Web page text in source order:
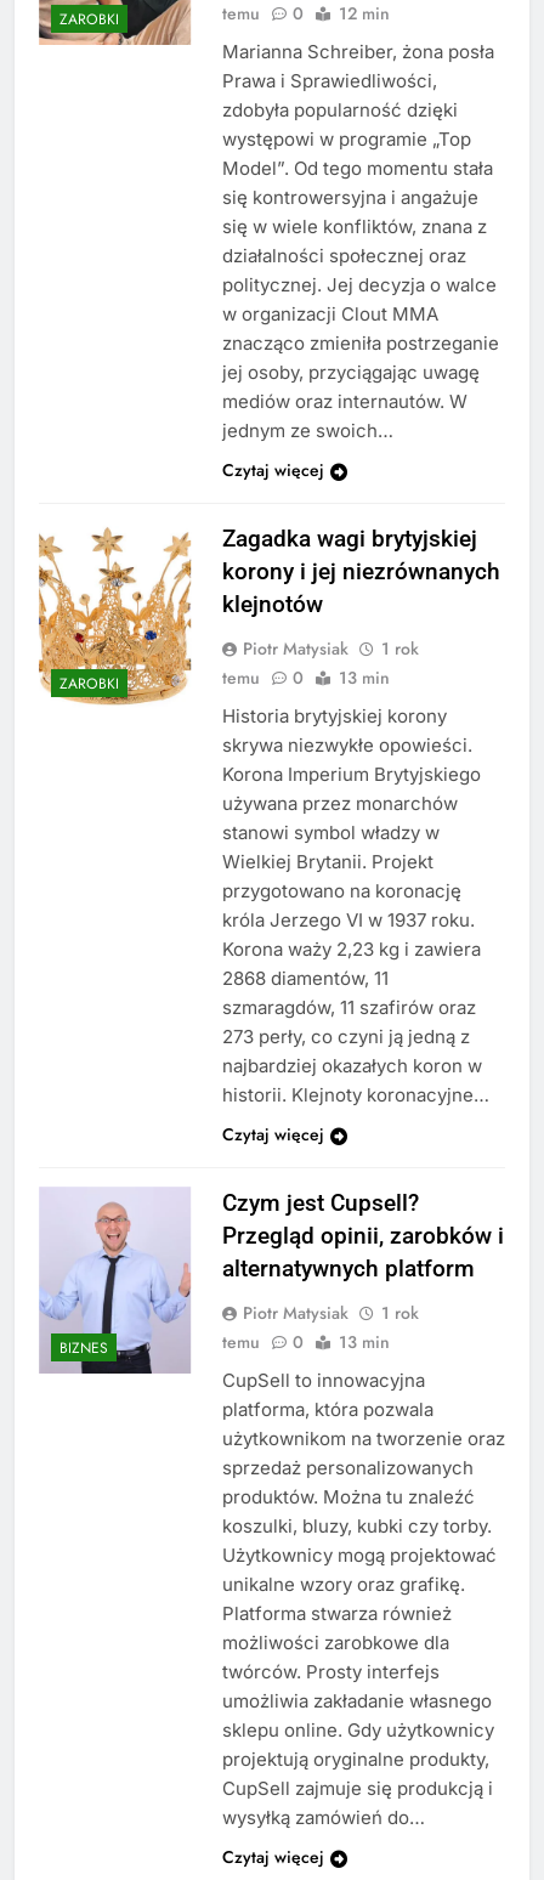
ZAROBKI
temu
0 12 min
Marianna Schreiber, żona posła
Prawa i Sprawiedliwości,
zdobyła popularność dzięki
występowi w programie „Top
Model”. Od tego momentu stała
się kontrowersyjna i angażuje
się w wiele konfliktów, znana z
działalności społecznej oraz
politycznej. Jej decyzja o walce
w organizacji Clout MMA
znacząco zmieniła postrzeganie
jej osoby, przyciągając uwagę
mediów oraz internautów. W
jednym ze swoich…
Czytaj więcej
ZAROBKI
Zagadka wagi brytyjskiej
korony i jej niezrównanych
klejnotów
Piotr Matysiak
1 rok
temu
0 13 min
Historia brytyjskiej korony
skrywa niezwykłe opowieści.
Korona Imperium Brytyjskiego
używana przez monarchów
stanowi symbol władzy w
Wielkiej Brytanii. Projekt
przygotowano na koronację
króla Jerzego VI w 1937 roku.
Korona waży 2,23 kg i zawiera
2868 diamentów, 11
szmaragdów, 11 szafirów oraz
273 perły, co czyni ją jedną z
najbardziej okazałych koron w
historii. Klejnoty koronacyjne…
Czytaj więcej
BIZNES
Czym jest Cupsell?
Przegląd opinii, zarobków i
alternatywnych platform
Piotr Matysiak
1 rok
temu
0 13 min
CupSell to innowacyjna
platforma, która pozwala
użytkownikom na tworzenie oraz
sprzedaż personalizowanych
produktów. Można tu znaleźć
koszulki, bluzy, kubki czy torby.
Użytkownicy mogą projektować
unikalne wzory oraz grafikę.
Platforma stwarza również
możliwości zarobkowe dla
twórców. Prosty interfejs
umożliwia zakładanie własnego
sklepu online. Gdy użytkownicy
projektują oryginalne produkty,
CupSell zajmuje się produkcją i
wysyłką zamówień do…
Czytaj więcej